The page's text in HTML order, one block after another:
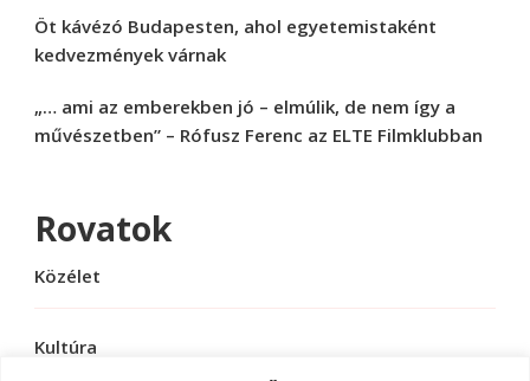
Öt kávézó Budapesten, ahol egyetemistaként
kedvezmények várnak
„… ami az emberekben jó – elmúlik, de nem így a
művészetben” – Rófusz Ferenc az ELTE Filmklubban
Rovatok
Közélet
Kultúra